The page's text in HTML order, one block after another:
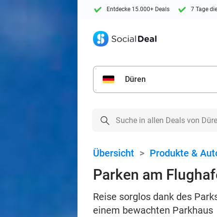
Entdecke 15.000+ Deals 7 Tage
Düren
Übersicht > Produkte &
Parken am
Reise sorglos dank des
einem bewachten Parkhaus